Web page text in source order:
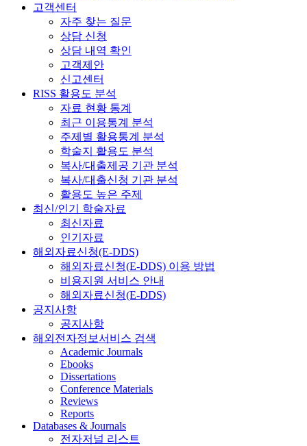
고객센터
자주 찾는 질문
상담 신청
상담 내역 확인
고객제안
신고센터
RISS 활용도 분석
자료 현황 통계
최근 이용통계 분석
주제별 활용통계 분석
학술지 활용도 분석
복사/대출제공 기관 분석
복사/대출신청 기관 분석
활용도 높은 주제
최신/인기 학술자료
최신자료
인기자료
해외자료신청(E-DDS)
해외자료신청(E-DDS) 이용 방법
비용지원 서비스 안내
해외자료신청(E-DDS)
공지사항
공지사항
해외전자정보서비스 검색
Academic Journals
Ebooks
Dissertations
Conference Materials
Reviews
Reports
Databases & Journals
전자저널 리스트